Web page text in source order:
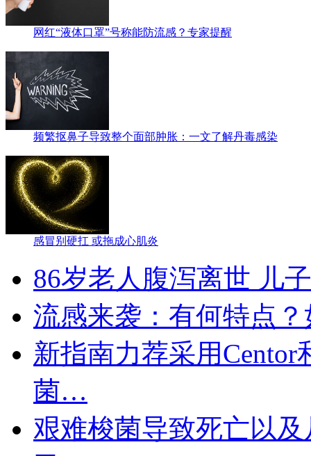
网红“液体口罩”号称能防流感？专家提醒
频繁抠鼻子导致整个面部肿胀：一文了解丹毒感染
感冒别硬扛 或拖成心肌炎
86岁老人腹泻离世 儿
流感来袭：有何特点
新指南力荐采用Centor
菌…
艰难梭菌导致死亡以